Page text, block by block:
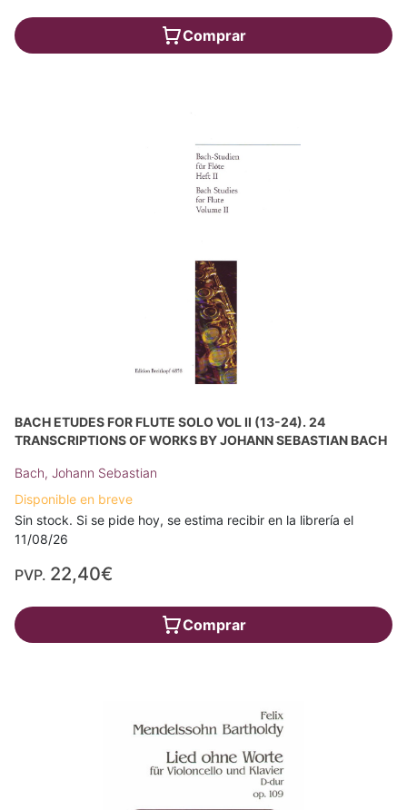
Comprar
BACH ETUDES FOR FLUTE SOLO VOL II (13-24). 24
TRANSCRIPTIONS OF WORKS BY JOHANN SEBASTIAN BACH
Bach, Johann Sebastian
Disponible en breve
Sin stock. Si se pide hoy, se estima recibir en la librería el
11/08/26
PVP. 22,40€
Comprar